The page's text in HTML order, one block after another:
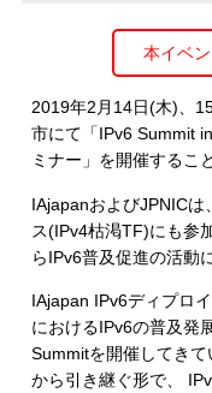
本イベ
2019年2月14日(木)、
市にて「IPv6 Summit
ミナー」を開催するこ
IAjapanおよびJPNIC
ス(IPv4枯渇TF)にも参
らIPv6普及促進の活動
IAjapan IPv6ディプロ
におけるIPv6の普及発
Summitを開催してき
から引き継ぐ形で、